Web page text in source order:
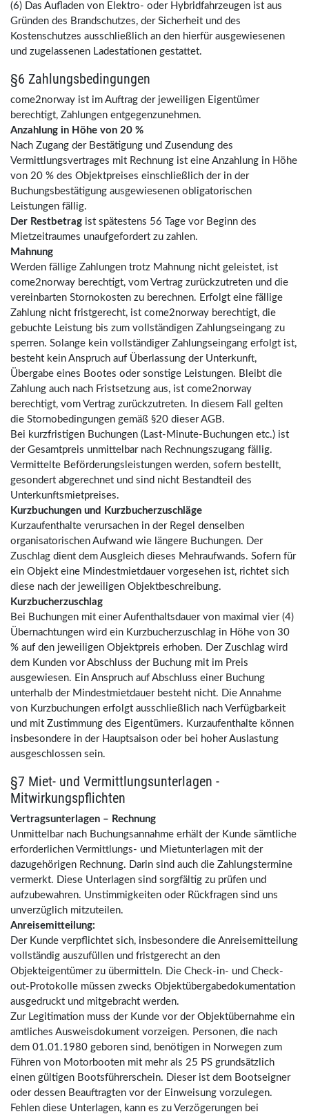
(6) Das Aufladen von Elektro- oder Hybridfahrzeugen ist aus
Gründen des Brandschutzes, der Sicherheit und des
Kostenschutzes ausschließlich an den hierfür ausgewiesenen
und zugelassenen Ladestationen gestattet.
§6 Zahlungsbedingungen
come2norway ist im Auftrag der jeweiligen Eigentümer
berechtigt, Zahlungen entgegenzunehmen.
Anzahlung in Höhe von 20 %
Nach Zugang der Bestätigung und Zusendung des
Vermittlungsvertrages mit Rechnung ist eine Anzahlung in Höhe
von 20 % des Objektpreises einschließlich der in der
Buchungsbestätigung ausgewiesenen obligatorischen
Leistungen fällig.
Der Restbetrag ist spätestens 56 Tage vor Beginn des
Mietzeitraumes unaufgefordert zu zahlen.
Mahnung
Werden fällige Zahlungen trotz Mahnung nicht geleistet, ist
come2norway berechtigt, vom Vertrag zurückzutreten und die
vereinbarten Stornokosten zu berechnen. Erfolgt eine fällige
Zahlung nicht fristgerecht, ist come2norway berechtigt, die
gebuchte Leistung bis zum vollständigen Zahlungseingang zu
sperren. Solange kein vollständiger Zahlungseingang erfolgt ist,
besteht kein Anspruch auf Überlassung der Unterkunft,
Übergabe eines Bootes oder sonstige Leistungen. Bleibt die
Zahlung auch nach Fristsetzung aus, ist come2norway
berechtigt, vom Vertrag zurückzutreten. In diesem Fall gelten
die Stornobedingungen gemäß §20 dieser AGB.
Bei kurzfristigen Buchungen (Last-Minute-Buchungen etc.) ist
der Gesamtpreis unmittelbar nach Rechnungszugang fällig.
Vermittelte Beförderungsleistungen werden, sofern bestellt,
gesondert abgerechnet und sind nicht Bestandteil des
Unterkunftsmietpreises.
Kurzbuchungen und Kurzbucherzuschläge
Kurzaufenthalte verursachen in der Regel denselben
organisatorischen Aufwand wie längere Buchungen. Der
Zuschlag dient dem Ausgleich dieses Mehraufwands. Sofern für
ein Objekt eine Mindestmietdauer vorgesehen ist, richtet sich
diese nach der jeweiligen Objektbeschreibung.
Kurzbucherzuschlag
Bei Buchungen mit einer Aufenthaltsdauer von maximal vier (4)
Übernachtungen wird ein Kurzbucherzuschlag in Höhe von 30
% auf den jeweiligen Objektpreis erhoben. Der Zuschlag wird
dem Kunden vor Abschluss der Buchung mit im Preis
ausgewiesen. Ein Anspruch auf Abschluss einer Buchung
unterhalb der Mindestmietdauer besteht nicht. Die Annahme
von Kurzbuchungen erfolgt ausschließlich nach Verfügbarkeit
und mit Zustimmung des Eigentümers. Kurzaufenthalte können
insbesondere in der Hauptsaison oder bei hoher Auslastung
ausgeschlossen sein.
§7 Miet- und Vermittlungsunterlagen -
Mitwirkungspflichten
Vertragsunterlagen – Rechnung
Unmittelbar nach Buchungsannahme erhält der Kunde sämtliche
erforderlichen Vermittlungs- und Mietunterlagen mit der
dazugehörigen Rechnung. Darin sind auch die Zahlungstermine
vermerkt. Diese Unterlagen sind sorgfältig zu prüfen und
aufzubewahren. Unstimmigkeiten oder Rückfragen sind uns
unverzüglich mitzuteilen.
Anreisemitteilung:
Der Kunde verpflichtet sich, insbesondere die Anreisemitteilung
vollständig auszufüllen und fristgerecht an den
Objekteigentümer zu übermitteln. Die Check-in- und Check-
out-Protokolle müssen zwecks Objektübergabedokumentation
ausgedruckt und mitgebracht werden.
Zur Legitimation muss der Kunde vor der Objektübernahme ein
amtliches Ausweisdokument vorzeigen. Personen, die nach
dem 01.01.1980 geboren sind, benötigen in Norwegen zum
Führen von Motorbooten mit mehr als 25 PS grundsätzlich
einen gültigen Bootsführerschein. Dieser ist dem Bootseigner
oder dessen Beauftragten vor der Einweisung vorzulegen.
Fehlen diese Unterlagen, kann es zu Verzögerungen bei